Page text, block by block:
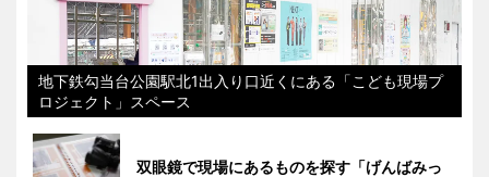
地下鉄勾当台公園駅北1出入り口近くにある「こども現場プ
ロジェクト」スペース
双眼鏡で現場にあるものを探す「げんばみっ